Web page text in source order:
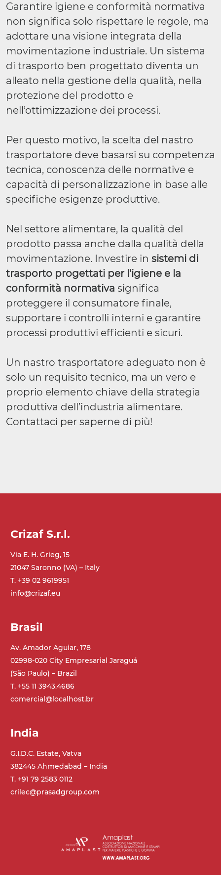
Garantire igiene e conformità normativa
non significa solo rispettare le regole, ma
adottare una visione integrata della
movimentazione industriale. Un sistema
di trasporto ben progettato diventa un
alleato nella gestione della qualità, nella
protezione del prodotto e
nell’ottimizzazione dei processi.
Per questo motivo, la scelta del nastro
trasportatore deve basarsi su competenza
tecnica, conoscenza delle normative e
capacità di personalizzazione in base alle
specifiche esigenze produttive.
Nel settore alimentare, la qualità del
prodotto passa anche dalla qualità della
movimentazione. Investire in sistemi di
trasporto progettati per l’igiene e la
conformità normativa significa
proteggere il consumatore finale,
supportare i controlli interni e garantire
processi produttivi efficienti e sicuri.
Un nastro trasportatore adeguato non è
solo un requisito tecnico, ma un vero e
proprio elemento chiave della strategia
produttiva dell’industria alimentare.
Contattaci per saperne di più!
Crizaf S.r.l.
Via E. H. Grieg, 15
21047 Saronno (VA) – Italy
T. +39 02 9619951
info@crizaf.eu
Brasil
Av. Amador Aguiar, 178
02998-020 City Empresarial Jaraguá
(São Paulo) – Brazil
T. +55 11 3943.4686
comercial@localhost.br
India
G.I.D.C. Estate, Vatva
382445 Ahmedabad – India
T. +91 79 2583 0112
crilec@prasadgroup.com